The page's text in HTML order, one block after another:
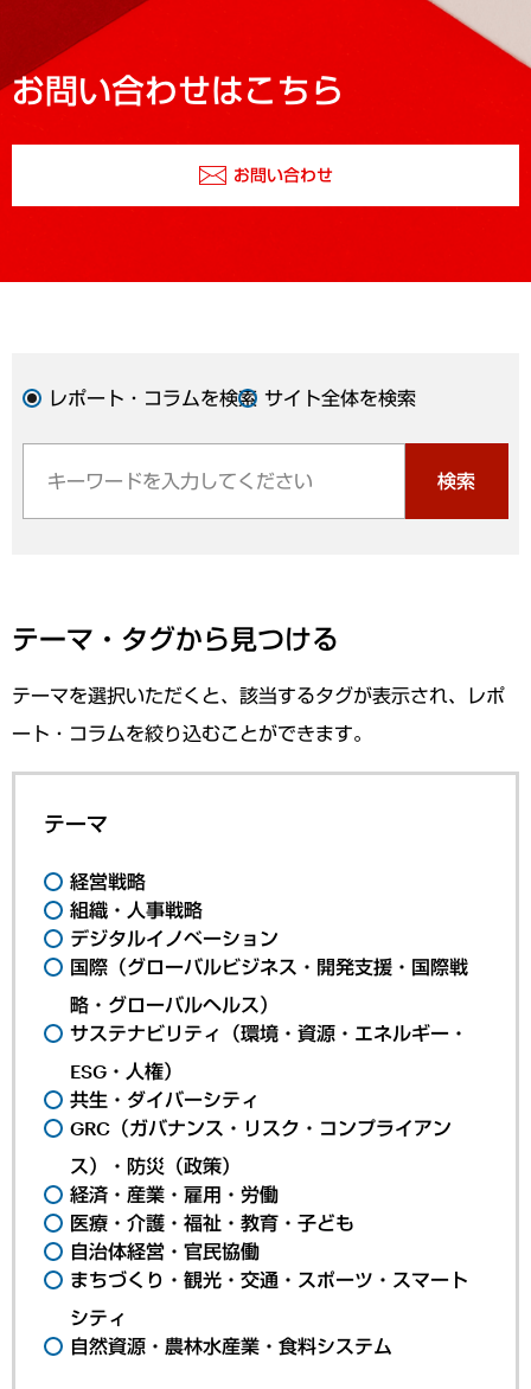
お問い合わせはこちら
お問い合わせ
レポート・コラムを検索 サイト全体を検索
検索
テーマ・タグから見つける
テーマを選択いただくと、該当するタグが表示され、レポ
ート・コラムを絞り込むことができます。
テーマ
経営戦略
組織・人事戦略
デジタルイノベーション
国際（グローバルビジネス・開発支援・国際戦
略・グローバルヘルス）
サステナビリティ（環境・資源・エネルギー・
ESG・人権）
共生・ダイバーシティ
GRC（ガバナンス・リスク・コンプライアン
ス）・防災（政策）
経済・産業・雇用・労働
医療・介護・福祉・教育・子ども
自治体経営・官民協働
まちづくり・観光・交通・スポーツ・スマート
シティ
自然資源・農林水産業・食料システム